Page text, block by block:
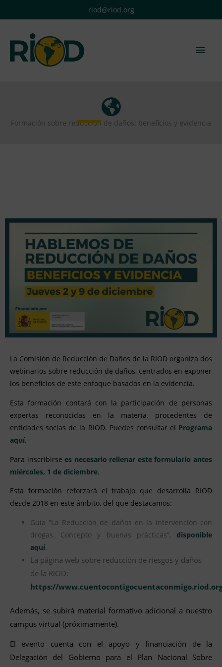
al
riod@riod.org
Formación sobre reducción de daños: beneficios y evidencia
La Comisión de Reducción de Daños de la RIOD organiza dos
webinarios sobre reducción de daños, centrados en exponer
los beneficios de este enfoque basados en la evidencia.
Esta formación contará con la participación de personas
expertas reconocidas en la materia, procedentes de
entidades socias de la RIOD. Puedes consultar el Programa
aquí.
Para inscribirsees necesario rellenar este formulario antes
miércoles, 1 de diciembre.
Esta formación reforzará el trabajo que desarrolla RIOD
desde 2018 en este ámbito, del que destacamos:
Guía “La Reducción de daños en la intervención con
drogas. Concepto y buenas prácticas”, disponible
aquí.
La página web sobre reducción de riesgos y daños
de la RIOD:
https://
Además, se subirá material formativo adicional a nuestro
campus virtual (próximamente).
El evento cuenta con el apoyo y financiación de la
Delegación del Gobierno para el Plan Nacional Sobre